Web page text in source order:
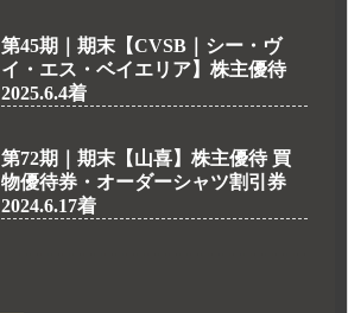
第45期｜期末【CVSB｜シー・ヴ
イ・エス・ベイエリア】株主優待
2025.6.4着
第72期｜期末【山喜】株主優待 買
物優待券・オーダーシャツ割引券
2024.6.17着